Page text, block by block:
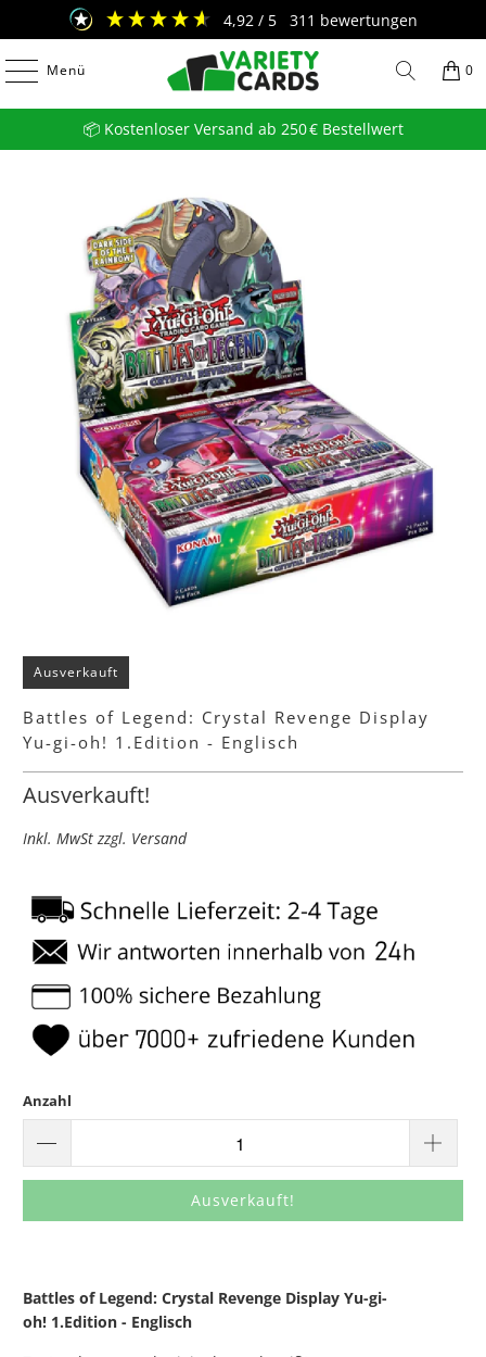
Menü 0
4,92 / 5 311 bewertungen
📦 Kostenloser Versand ab 250 € Bestellwert
Ausverkauft
Battles of Legend: Crystal Revenge Display
Yu-gi-oh! 1.Edition - Englisch
Ausverkauft!
Inkl. MwSt zzgl. Versand
Anzahl
Ausverkauft!
Battles of Legend: Crystal Revenge Display Yu-gi-
oh! 1.Edition - Englisch